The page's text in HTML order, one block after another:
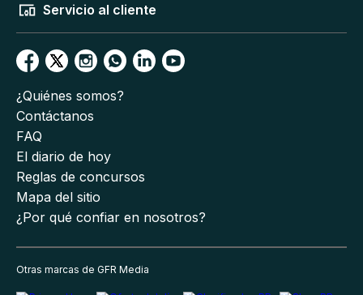
Servicio al cliente
¿Quiénes somos?
Contáctanos
FAQ
El diario de hoy
Reglas de concursos
Mapa del sitio
¿Por qué confiar en nosotros?
Otras marcas de GFR Media